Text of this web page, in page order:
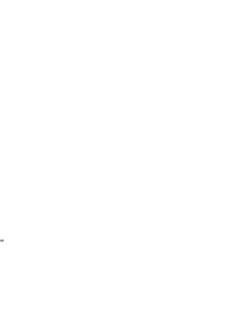
"